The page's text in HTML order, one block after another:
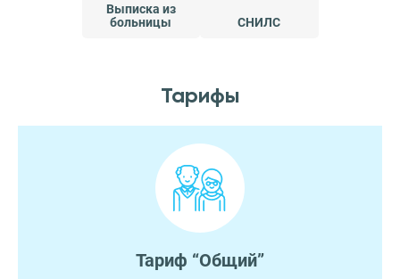
Выписка из
больницы
СНИЛС
Тарифы
Тариф “Общий”